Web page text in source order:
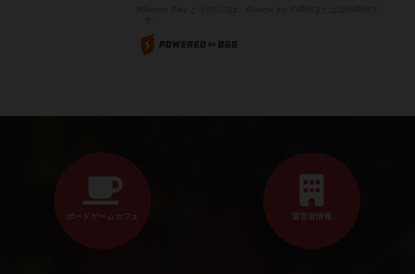
ボードゲームカフェ 運営者情報